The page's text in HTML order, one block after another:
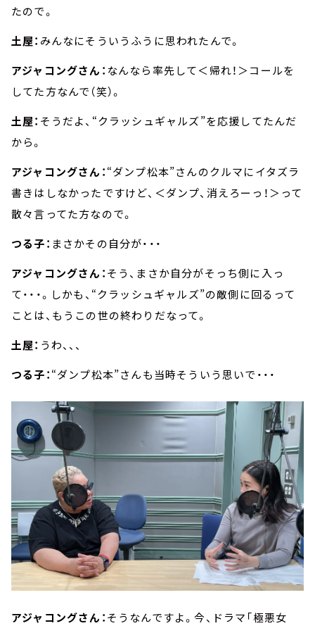
たので。
土屋： みんなにそういうふうに思われたんで。
アジャコングさん： なんなら率先して＜帰れ！＞コールを
してた方なんで（笑）。
土屋： そうだよ、“クラッシュギャルズ”を応援してたんだ
から。
アジャコングさん：“ダンプ松本”さんのクルマにイタズラ
書きはしなかったですけど、＜ダンプ、消えろーっ！＞って
散々言ってた方なので。
つる子： まさかその自分が・・・
アジャコングさん：そう、まさか自分がそっち側に入っ
て・・・。しかも、“クラッシュギャルズ”の敵側に回るって
ことは、もうこの世の終わりだなって。
土屋： うわ、、、
つる子：“ダンプ松本”さんも当時そういう思いで・・・
アジャコングさん：そうなんですよ。今、ドラマ「極悪女